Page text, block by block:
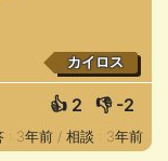
カイロス
👍 2 👎 -2
: 3年前 / 相談 : 3年前